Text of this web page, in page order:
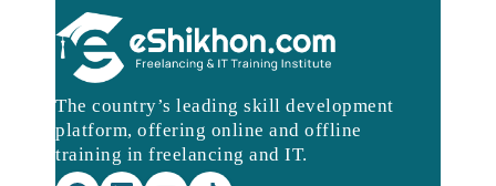
The country’s leading skill development
platform, offering online and offline
training in freelancing and IT.